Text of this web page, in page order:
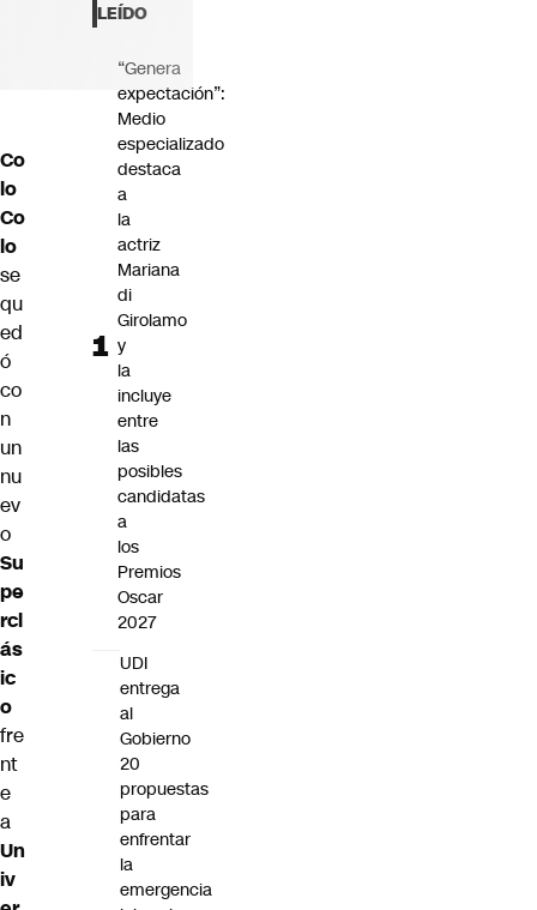
Co
lo
Co
lo
se
qu
ed
ó
co
n
un
nu
ev
o
Su
pe
rcl
ás
ic
o
fre
nt
e
a
Un
iv
LEÍDO
“Genera
expectación”:
Medio
especializado
destaca
a
la
actriz
Mariana
di
Girolamo
y
la
incluye
entre
las
posibles
candidatas
a
los
Premios
Oscar
2027
UDI
entrega
al
Gobierno
20
propuestas
para
enfrentar
la
emergencia